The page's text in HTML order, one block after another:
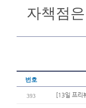
자책점
번호
393 [13일 프리